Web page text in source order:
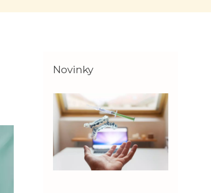
Novinky